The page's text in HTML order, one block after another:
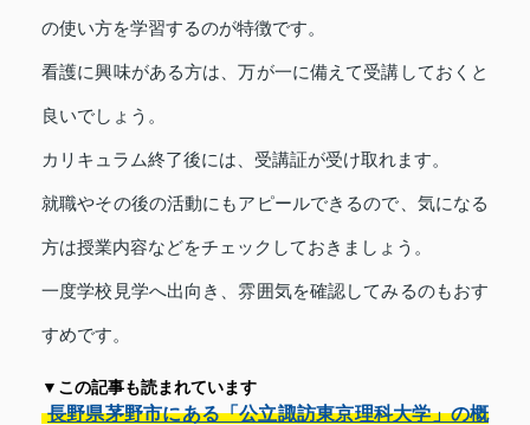
の使い方を学習するのが特徴です。
看護に興味がある方は、万が一に備えて受講しておくと
良いでしょう。
カリキュラム終了後には、受講証が受け取れます。
就職やその後の活動にもアピールできるので、気になる
方は授業内容などをチェックしておきましょう。
一度学校見学へ出向き、雰囲気を確認してみるのもおす
すめです。
▼この記事も読まれています
長野県茅野市にある「公立諏訪東京理科大学」の概